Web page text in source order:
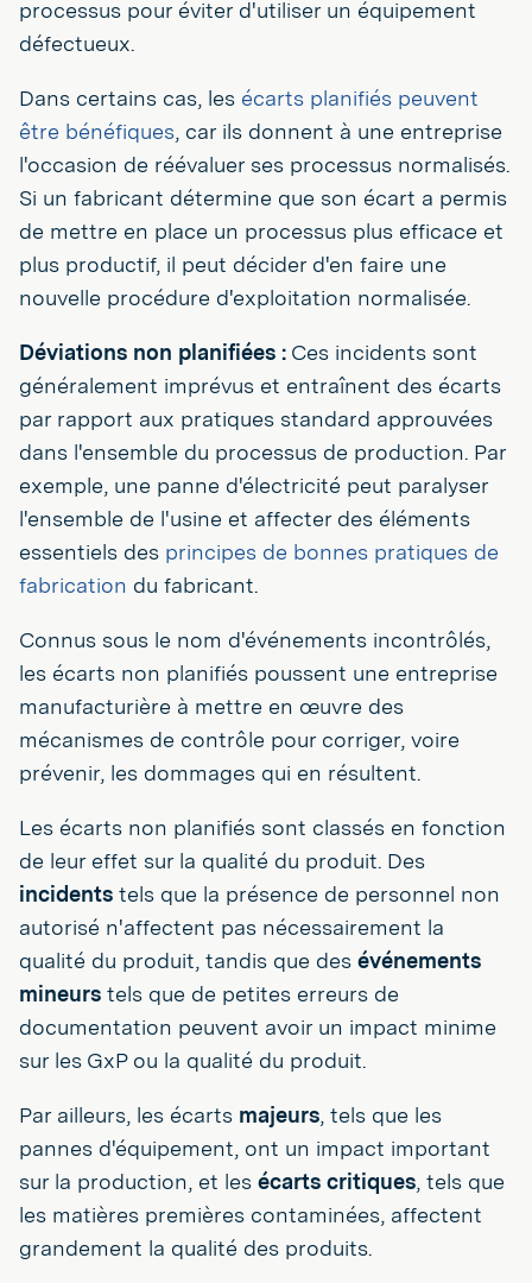
processus pour éviter d'utiliser un équipement
défectueux.
Dans certains cas, les écarts planifiés peuvent
être bénéfiques, car ils donnent à une entreprise
l'occasion de réévaluer ses processus normalisés.
Si un fabricant détermine que son écart a permis
de mettre en place un processus plus efficace et
plus productif, il peut décider d'en faire une
nouvelle procédure d'exploitation normalisée.
Déviations non planifiées : Ces incidents sont
généralement imprévus et entraînent des écarts
par rapport aux pratiques standard approuvées
dans l'ensemble du processus de production. Par
exemple, une panne d'électricité peut paralyser
l'ensemble de l'usine et affecter des éléments
essentiels des principes de bonnes pratiques de
fabrication du fabricant.
Connus sous le nom d'événements incontrôlés,
les écarts non planifiés poussent une entreprise
manufacturière à mettre en œuvre des
mécanismes de contrôle pour corriger, voire
prévenir, les dommages qui en résultent.
Les écarts non planifiés sont classés en fonction
de leur effet sur la qualité du produit. Des
incidents tels que la présence de personnel non
autorisé n'affectent pas nécessairement la
qualité du produit, tandis que des événements
mineurs tels que de petites erreurs de
documentation peuvent avoir un impact minime
sur les GxP ou la qualité du produit.
Par ailleurs, les écarts majeurs, tels que les
pannes d'équipement, ont un impact important
sur la production, et les écarts critiques, tels que
les matières premières contaminées, affectent
grandement la qualité des produits.